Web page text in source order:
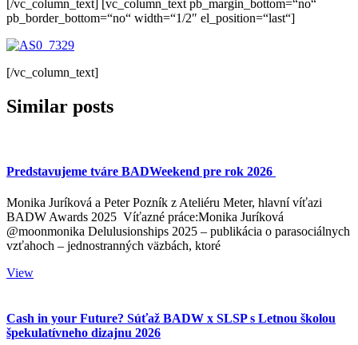
[/vc_column_text] [vc_column_text pb_margin_bottom=“no“
pb_border_bottom=“no“ width=“1/2″ el_position=“last“]
[/vc_column_text]
Similar posts
Predstavujeme tváre BADWeekend pre rok 2026
Monika Juríková a Peter Pozník z Ateliéru Meter, hlavní víťazi
BADW Awards 2025 Víťazné práce:Monika Juríková
@moonmonika Delulusionships 2025 – publikácia o parasociálnych
vzťahoch – jednostranných väzbách, ktoré
View
Cash in your Future? Súťaž BADW x SLSP s Letnou školou
špekulatívneho dizajnu 2026